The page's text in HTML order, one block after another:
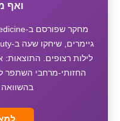
ואף
לילות רצופים. התוצאות:
החזותי-מרחבי השתפר